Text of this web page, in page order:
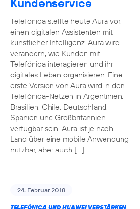
Kundenservice
Telefónica stellte heute Aura vor,
einen digitalen Assistenten mit
künstlicher Intelligenz. Aura wird
verändern, wie Kunden mit
Telefónica interagieren und ihr
digitales Leben organisieren. Eine
erste Version von Aura wird in den
Telefónica-Netzen in Argentinien,
Brasilien, Chile, Deutschland,
Spanien und Großbritannien
verfügbar sein. Aura ist je nach
Land über eine mobile Anwendung
nutzbar, aber auch […]
24. Februar 2018
TELEFÓNICA UND HUAWEI VERSTÄRKEN